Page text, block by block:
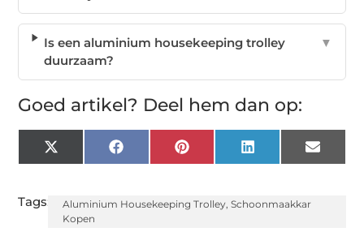
Is een aluminium housekeeping trolley
duurzaam?
▼
Goed artikel? Deel hem dan op:
X
(Twitter)
FacebookPinterest LinkedIn Email
Tags: Aluminium Housekeeping Trolley ,Schoonmaakkar
Kopen